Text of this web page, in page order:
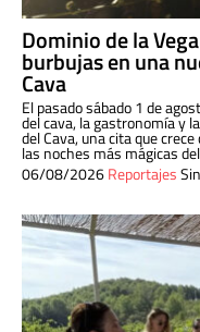
Dominio de la
burbujas en una
Cava
El pasado sábado 1 de
del cava, la gastronomía y
del Cava, una cita que
las noches más mágicas
06/08/2026Reportajes